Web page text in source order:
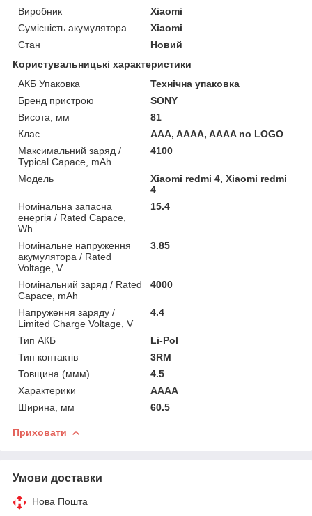
Виробник
Xiaomi
Сумісність акумулятора
Xiaomi
Стан
Новий
Користувальницькі характеристики
АКБ Упаковка
Технічна упаковка
Бренд пристрою
SONY
Висота, мм
81
Клас
AAA, AAAA, AAAA no LOGO
Максимальний заряд /
Typical Capace, mAh
4100
Мoдель
Xiaomi redmi 4, Xiaomi redmi
4
Номінальна запасна
енергія / Rated Capace,
Wh
15.4
Номінальне напруження
акумулятора / Rated
Voltage, V
3.85
Номінальний заряд / Rated
Capace, mAh
4000
Напруження заряду /
Limited Charge Voltage, V
4.4
Тип АКБ
Li-Pol
Тип контактів
3RM
Товщина (ммм)
4.5
Характерики
AAAA
Ширина, мм
60.5
Приховати
Умови доставки
Нова Пошта